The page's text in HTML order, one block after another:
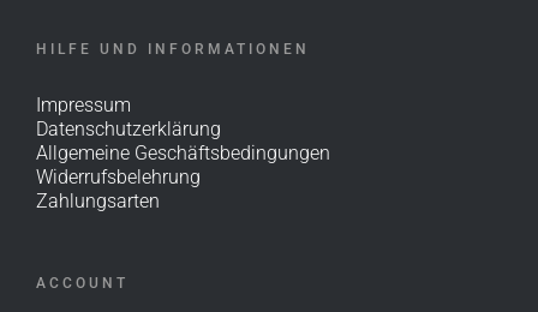
HILFE UND INFORMATIONEN
Impressum
Datenschutzerklärung
Allgemeine Geschäftsbedingungen
Widerrufsbelehrung
Zahlungsarten
ACCOUNT